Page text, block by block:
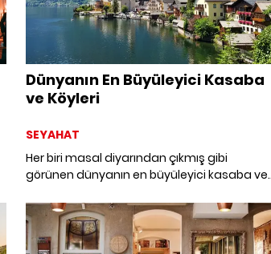
Dünyanın En Büyüleyici Kasaba
ve Köyleri
SEYAHAT
Her biri masal diyarından çıkmış gibi
görünen dünyanın en büyüleyici kasaba ve